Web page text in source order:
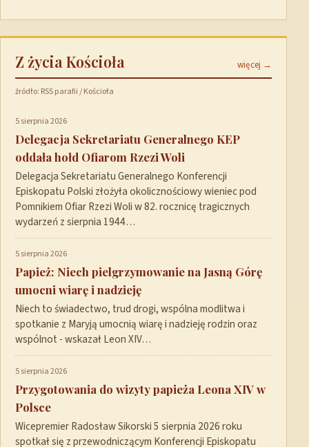
Z życia Kościoła więcej →
źródło: RSS parafii / Kościoła
5 sierpnia 2026
Delegacja Sekretariatu Generalnego KEP
oddała hołd Ofiarom Rzezi Woli
Delegacja Sekretariatu Generalnego Konferencji
Episkopatu Polski złożyła okolicznościowy wieniec pod
Pomnikiem Ofiar Rzezi Woli w 82. rocznicę tragicznych
wydarzeń z sierpnia 1944…
5 sierpnia 2026
Papież: Niech pielgrzymowanie na Jasną Górę
umocni wiarę i nadzieję
Niech to świadectwo, trud drogi, wspólna modlitwa i
spotkanie z Maryją umocnią wiarę i nadzieję rodzin oraz
wspólnot - wskazał Leon XIV…
5 sierpnia 2026
Przygotowania do wizyty papieża Leona XIV w
Polsce
Wicepremier Radosław Sikorski 5 sierpnia 2026 roku
spotkał się z przewodniczącym Konferencji Episkopatu